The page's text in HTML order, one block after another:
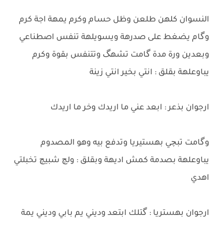
النسوان كلهن طلعن وظل حسام وكرم يمهة اجة كرم
وگام يضغط على صدرهة ويسويلهة تنفس اصطناعي
وبعدين ورة مدة گامت تشهگ وتتنفس بقوة وكرم
يباوعلهة بقلق : انتي بخير انتي زينة
ارجوان بذعر : ابعد عني ما اريدك وخر ما اريدك
وگامت تبچي بهستيريا وتدفع بيه وهو المصدوم
يباوعلهة بصدمة كمش اديهة وبقلق : ولچ شبيچ تخبلتي
اهدي
ارجوان بهستريا : گتلك ابتعد وديني يم بابي وديني يمة